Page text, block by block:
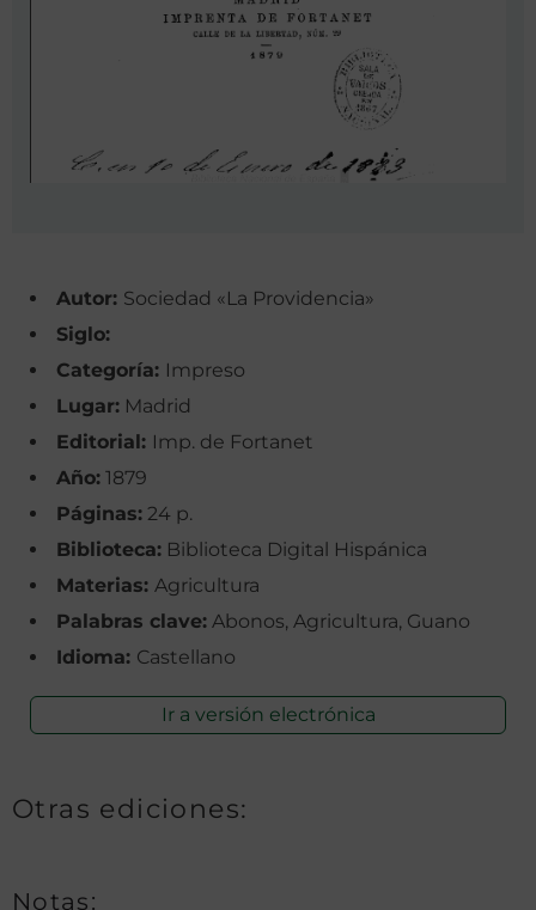
Autor: Sociedad «La Providencia»
Siglo:
Categoría: Impreso
Lugar: Madrid
Editorial: Imp. de Fortanet
Año: 1879
Páginas: 24 p.
Biblioteca: Biblioteca Digital Hispánica
Materias: Agricultura
Palabras clave: Abonos, Agricultura, Guano
Idioma: Castellano
Ir a versión electrónica
Otras ediciones:
Notas: